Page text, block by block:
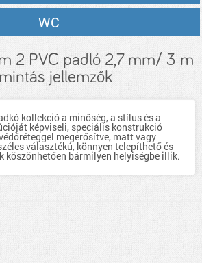
WC
2 PVC padló 2,7 mm/ 3 m
jellemzők
kollekció a minőség, a stílus és a
képviseli, speciális konstrukció
megerősítve, matt vagy
választékú, könnyen telepíthető és
bármilyen helyiségbe illik.